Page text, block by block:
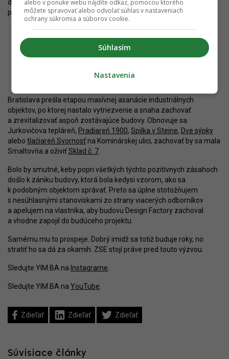
dostatočne silný, azda sa podarí zmeniť osud tejto malej, no
príťažlivej a pre identitu štvrte vzácnej budovy.
Bratislava prešla etapou masívnej asanácie industriálnych
objektov, po ktorej nastalo vytriezvenie a snaha zachovať
a zrevitalizovať aspoň zostávajúce budovy. Obnovuje sa
Jurkovičova tepláreň, Pradiareň 1900, Spilka v Steine, Dve sýpky
alebo tlačiareň Svornosť na Kominárskej ulici, zachovať by sa mala
Smaltovňa a oživiťSklad č. 7
Bolo by smutné, keby popri všetkých týchto pozitívnych zásahoch
došlo k zániku budovy, ktorá bola kedysi vzorom, ako sa
k podobným objektom správať. Preto sa úplne stotožňujem
s nesúhlasnými stanoviskami zo strany viacerých odborníkov
a apelujem na vlastníka, aby budovu Design Factory zachoval
a vhodne zapojil do budúceho projektu.
Samému mu to prospeje. Dobrý imidž sa totiž buduje roky, no
stratiť ho sa dá za okamih. ZSE stojí práve pred touto výzvou.
Sledujte YIM.BA na Instagrame
Sledujte YIM.BA na YouTube
Zdieľať Zdieľať Zdieľať
Súvisiace články
alebo v ponuke webu nájdite odkaz, pomocou ktorého
môžete spravovať alebo odvolať súhlas v nastaveniach
ochrany súkromia a súborov cookie.
Súhlasím
Nastavenia